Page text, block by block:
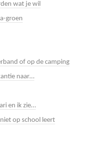
wat je wil
groen
of op de camping
naar…
en ik zie…
op school leert